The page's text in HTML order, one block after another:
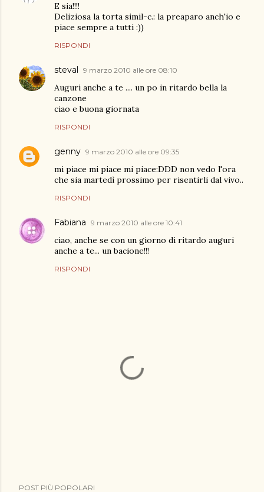
E sia!!!!
Deliziosa la torta simil-c.: la preaparo anch'io e
piace sempre a tutti :))
RISPONDI
steval 9 marzo 2010 alle ore 08:10
Auguri anche a te .... un po in ritardo bella la
canzone
ciao e buona giornata
RISPONDI
genny 9 marzo 2010 alle ore 09:35
mi piace mi piace mi piace:DDD non vedo l'ora
che sia martedì prossimo per risentirli dal vivo..
RISPONDI
Fabiana 9 marzo 2010 alle ore 10:41
ciao, anche se con un giorno di ritardo auguri
anche a te... un bacione!!!
RISPONDI
POST PIÙ POPOLARI